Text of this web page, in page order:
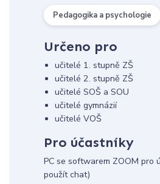
Pedagogika a psychologie
Určeno pro
učitelé 1. stupně ZŠ
učitelé 2. stupně ZŠ
učitelé SOŠ a SOU
učitelé gymnázií
učitelé VOŠ
Pro účastníky
PC se softwarem ZOOM pro
použít chat)